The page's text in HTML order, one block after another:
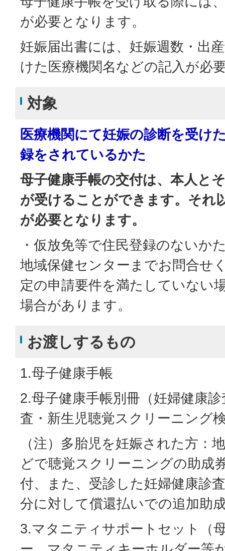
が必要となります。
妊娠届出書には、妊娠週数・出
けた医療機関名などの記入が必
対象
医療機関にて妊娠の診断を受け
録をされているかた
母子健康手帳の交付は、本人と
が受けることができます。それ
が必要となります。
・仮放免等で住民登録のないか
地域保健センターまでお問合せ
定の申請要件を満たしていない
場合があります。
お渡しするもの
1.母子健康手帳
2.母子健康手帳別冊（妊婦健康
査・新生児聴覚スクリーニング
（注）多胎児を妊娠された方：
どで聴覚スクリーニングの助成
付、また、受診した妊婦健康診
分に対して償還払いでの追加助
3.マタニティサポートセット（